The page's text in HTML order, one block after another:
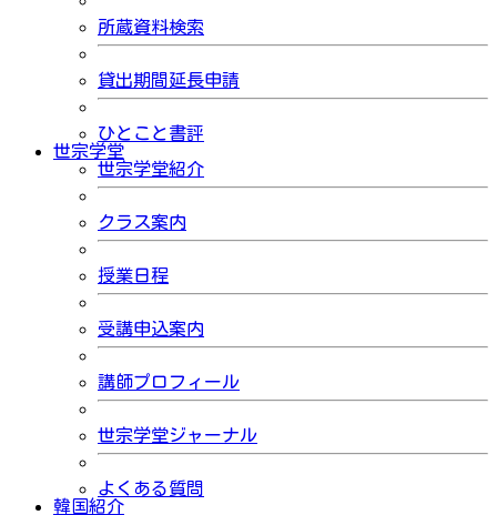
所蔵資料検索
貸出期間延長申請
ひとこと書評
世宗学堂
世宗学堂紹介
クラス案内
授業日程
受講申込案内
講師プロフィール
世宗学堂ジャーナル
よくある質問
韓国紹介